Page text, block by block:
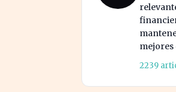
mejores
2239